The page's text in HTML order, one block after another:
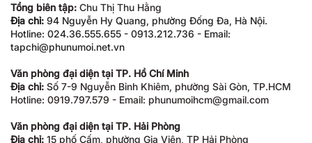
Tổng biên tập: Chu Thị Thu Hằng
Địa chỉ: 94 Nguyễn Hy Quang, phường Đống Đa, Hà Nội.
Hotline: 024.36.555.655 - 0913.212.736 - Email:
tapchi@phunumoi.net.vn
Văn phòng đại diện tại TP. Hồ Chí Minh
Địa chỉ: Số 7-9 Nguyễn Bỉnh Khiêm, phường Sài Gòn, TP.HCM
Hotline: 0919.797.579 - Email: phunumoihcm@gmail.com
Văn phòng đại diện tại TP. Hải Phòng
Địa chỉ: 15 phố Cấm, phường Gia Viên, TP Hải Phòng